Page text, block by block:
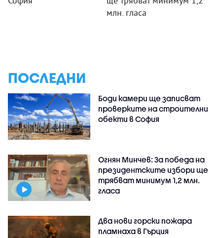
млн. гласа
ПОСЛЕДНИ
Боди камери ще записват
проверките на строителни
обекти в София
Огнян Минчев: За победа на
президентските избори ще
трябват минимум 1,2 млн.
гласа
Два нови горски пожара
пламнаха в Гърция